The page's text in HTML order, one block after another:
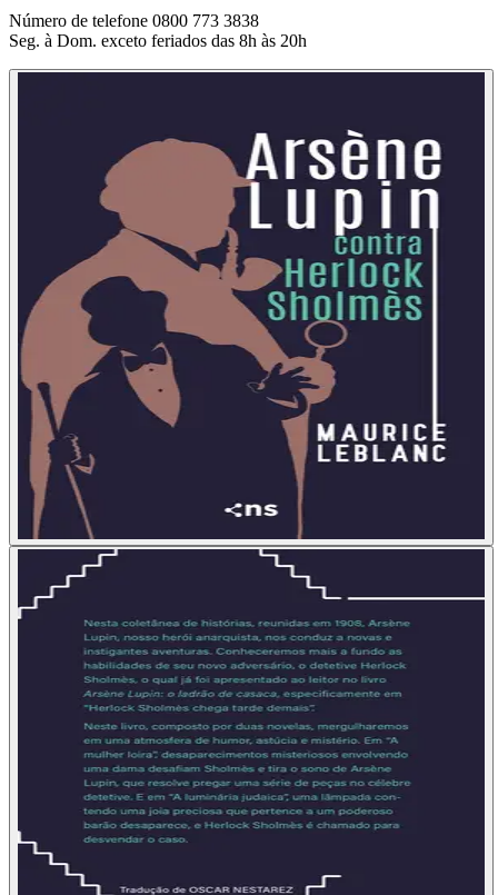
Número de telefone 0800 773 3838
Seg. à Dom. exceto feriados das 8h às 20h